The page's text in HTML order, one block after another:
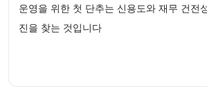
운영을 위한 첫 단추는 신용도와 재무 건전
진을 찾는 것입니다